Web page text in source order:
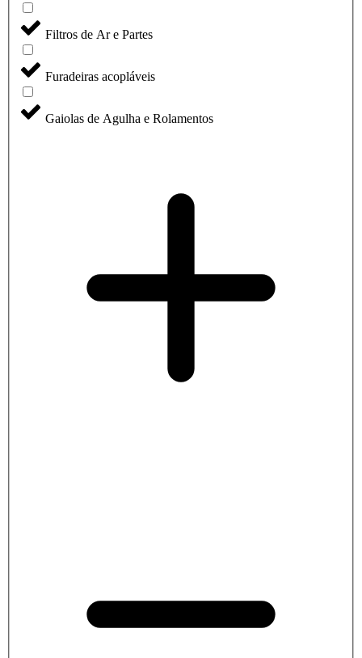
Filtros de Ar e Partes
Furadeiras acopláveis
Gaiolas de Agulha e Rolamentos